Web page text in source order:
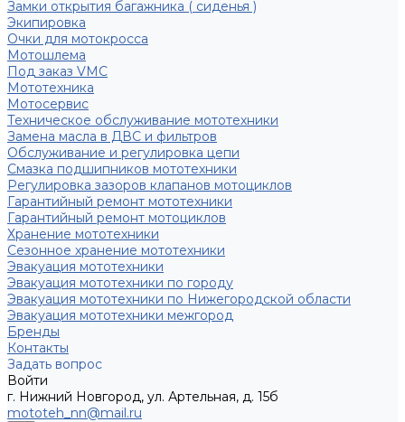
Замки открытия багажника ( сиденья )
Экипировка
Очки для мотокросса
Мотошлема
Под заказ VMC
Мототехника
Мотосервис
Техническое обслуживание мототехники
Замена масла в ДВС и фильтров
Обслуживание и регулировка цепи
Смазка подшипников мототехники
Регулировка зазоров клапанов мотоциклов
Гарантийный ремонт мототехники
Гарантийный ремонт мотоциклов
Хранение мототехники
Сезонное хранение мототехники
Эвакуация мототехники
Эвакуация мототехники по городу
Эвакуация мототехники по Нижегородской области
Эвакуация мототехники межгород
Бренды
Контакты
Задать вопрос
Войти
г. Нижний Новгород, ул. Артельная, д. 15б
mototeh_nn@mail.ru